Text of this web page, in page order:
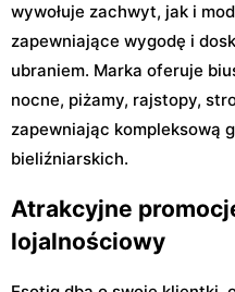
wywołuje zachwyt, jak i
zapewniające wygodę i
ubraniem. Marka oferuje
nocne, piżamy, rajstopy,
zapewniając kompleksową
bieliźniarskich.
Atrakcyjne
lojalnościowy